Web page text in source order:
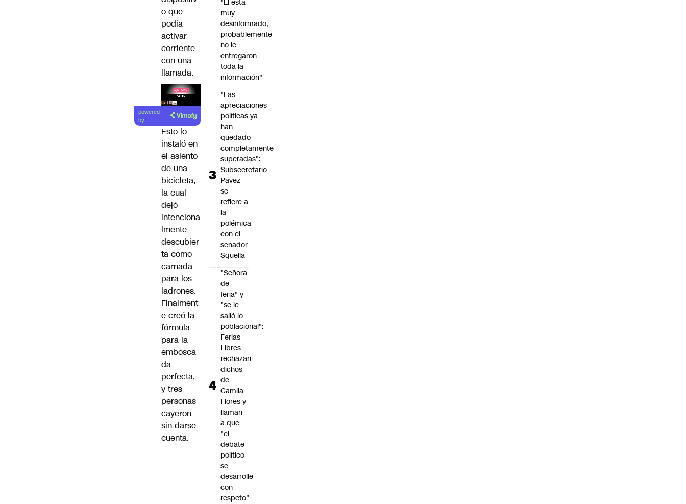
o que
podía
activar
corriente
con una
llamada.
Lea el
artículo
powered
by
Esto lo
instaló en
el asiento
de una
bicicleta,
la cual
dejó
intenciona
lmente
descubier
ta como
carnada
para los
ladrones.
Finalment
e creó la
fórmula
para la
embosca
da
perfecta,
y tres
personas
cayeron
sin darse
cuenta.
"Él está
muy
desinformado,
probablemente
no le
entregaron
toda la
información"
"Las
apreciaciones
políticas ya
han
quedado
completamente
superadas":
Subsecretario
Pavez
se
refiere a
la
polémica
con el
senador
Squella
"Señora
de
feria" y
"se le
salió lo
poblacional":
Ferias
Libres
rechazan
dichos
de
Camila
Flores y
llaman
a que
"el
debate
político
se
desarrolle
con
respeto"